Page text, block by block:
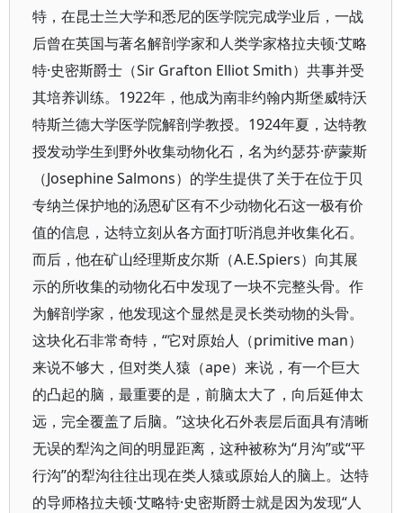
特，在昆士兰大学和悉尼的医学院完成学业后，一战
后曾在英国与著名解剖学家和人类学家格拉夫顿·艾略
特·史密斯爵士（Sir Grafton Elliot Smith）共事并受
其培养训练。1922年，他成为南非约翰内斯堡威特沃
特斯兰德大学医学院解剖学教授。1924年夏，达特教
授发动学生到野外收集动物化石，名为约瑟芬·萨蒙斯
（Josephine Salmons）的学生提供了关于在位于贝
专纳兰保护地的汤恩矿区有不少动物化石这一极有价
值的信息，达特立刻从各方面打听消息并收集化石。
而后，他在矿山经理斯皮尔斯（A.E.Spiers）向其展
示的所收集的动物化石中发现了一块不完整头骨。作
为解剖学家，他发现这个显然是灵长类动物的头骨。
这块化石非常奇特，“它对原始人（primitive man）
来说不够大，但对类人猿（ape）来说，有一个巨大
的凸起的脑，最重要的是，前脑太大了，向后延伸太
远，完全覆盖了后脑。”这块化石外表层后面具有清晰
无误的犁沟之间的明显距离，这种被称为“月沟”或“平
行沟”的犁沟往往出现在类人猿或原始人的脑上。达特
的导师格拉夫顿·艾略特·史密斯爵士就是因为发现“人